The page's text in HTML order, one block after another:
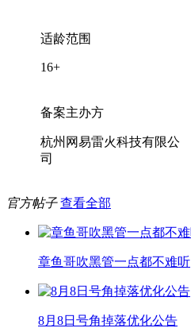
适龄范围
16+
备案主办方
杭州网易雷火科技有限公
司
官方帖子 查看全部
章鱼哥吹黑管一点都不难听
8月8日号角掉落优化公告